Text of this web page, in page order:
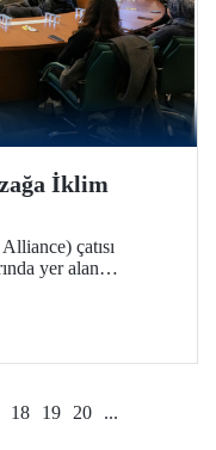
İklim
çatısı
yer alan
COP31 Komisyonu
18 19 20 ...